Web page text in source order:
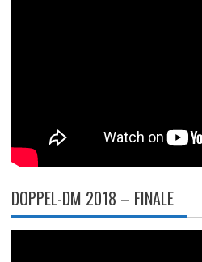
DOPPEL-DM 2018 – FINALE